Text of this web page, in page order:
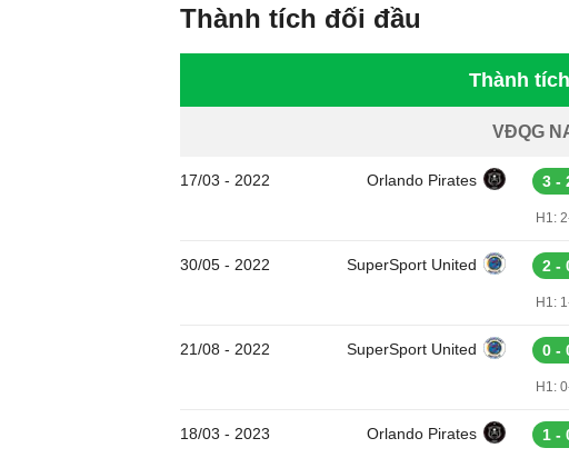
Thành tích đối đầu
Thành
VĐQG
17/03 - 2022 Orlando Pirates 3 -
H1:
30/05 - 2022 SuperSport United 2 -
H1:
21/08 - 2022 SuperSport United 0 -
H1:
18/03 - 2023 Orlando Pirates 1 -